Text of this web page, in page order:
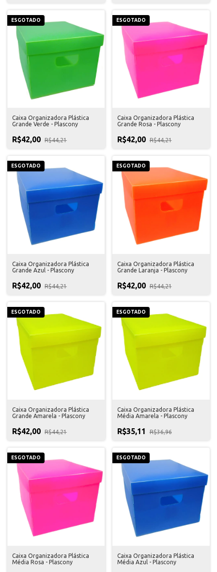
ESGOTADO
Caixa Organizadora Plástica
Grande Verde - Plascony
R$42,00 R$44,21
ESGOTADO
Caixa Organizadora Plástica
Grande Rosa - Plascony
R$42,00 R$44,21
ESGOTADO
Caixa Organizadora Plástica
Grande Azul - Plascony
R$42,00 R$44,21
ESGOTADO
Caixa Organizadora Plástica
Grande Laranja - Plascony
R$42,00 R$44,21
ESGOTADO
Caixa Organizadora Plástica
Grande Amarela - Plascony
R$42,00 R$44,21
ESGOTADO
Caixa Organizadora Plástica
Média Amarela - Plascony
R$35,11 R$36,96
ESGOTADO
Caixa Organizadora Plástica
Média Rosa - Plascony
ESGOTADO
Caixa Organizadora Plástica
Média Azul - Plascony